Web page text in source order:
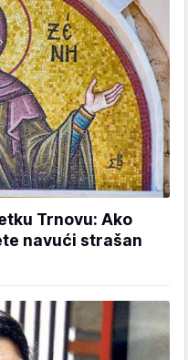
Trnovu: Ako
navući strašan